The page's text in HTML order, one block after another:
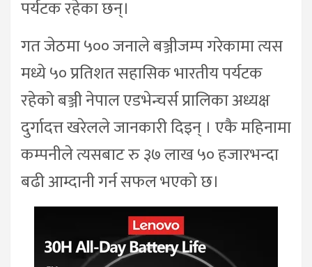
पर्यटक रहेका छन्।
गत जेठमा ५०० जनाले बञ्जीजम्प गरेकामा त्यस
मध्ये ५० प्रतिशत सहासिक भारतीय पर्यटक
रहेको बञ्जी नेपाल एडभेन्चर्स प्रालिका अध्यक्ष
दुर्गादत्त खरेलले जानकारी दिइन् । एकै महिनामा
कम्पनीले त्यसबाट रु ३७ लाख ५० हजारभन्दा
बढी आम्दानी गर्न सफल भएको छ।